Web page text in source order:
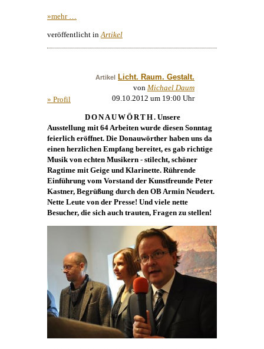
»mehr …
veröffentlicht in Artikel
Artikel
Licht. Raum. Gestalt.
von Michael Daum
» Profil
09.10.2012 um 19:00 Uhr
DONAUWÖRTH. Unsere
Ausstellung mit 64 Arbeiten wurde diesen Sonntag
feierlich eröffnet. Die Donauwörther haben uns da
einen herzlichen Empfang bereitet, es gab richtige
Musik von echten Musikern - stilecht, schöner
Ragtime mit Geige und Klarinette. Rührende
Einführung vom Vorstand der Kunstfreunde Peter
Kastner, Begrüßung durch den OB Armin Neudert.
Nette Leute von der Presse! Und viele nette
Besucher, die sich auch trauten, Fragen zu stellen!